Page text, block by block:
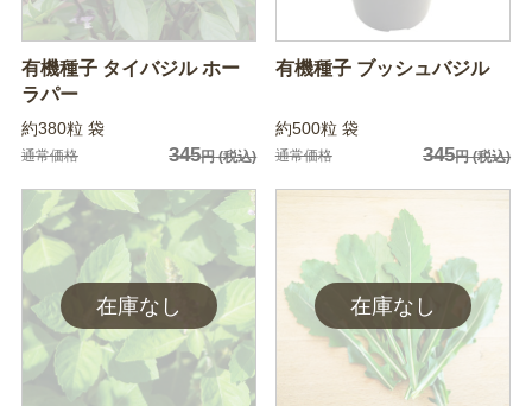
有機種子 タイバジル ホー
ラパー
約380粒 袋
通常価格 345円(税込)
有機種子 ブッシュバジル
約500粒 袋
通常価格 345円(税込)